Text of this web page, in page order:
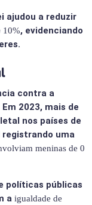
ajudou a reduzir
10%, evidenciando
contra a
2023, mais de
nos países de
registrando uma
meninas de 0
políticas públicas
a igualdade de